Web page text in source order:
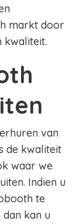
markt door
kwaliteit.
van
de kwaliteit
waar we
Indien u
te
kan u